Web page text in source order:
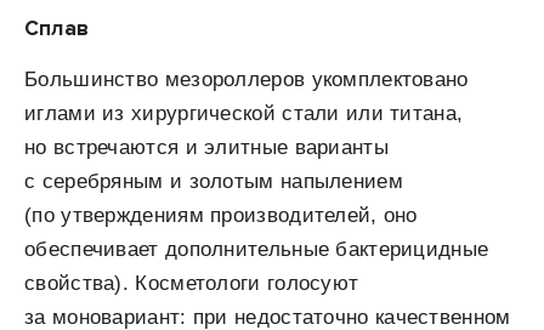
Сплав
Большинство мезороллеров укомплектовано
иглами из хирургической стали или титана,
но встречаются и элитные варианты
с серебряным и золотым напылением
(по утверждениям производителей, оно
обеспечивает дополнительные бактерицидные
свойства). Косметологи голосуют
за моновариант: при недостаточно качественном